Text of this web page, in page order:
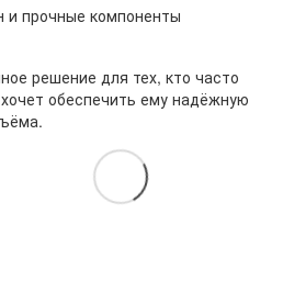
и прочные компоненты
решение для тех, кто часто
обеспечить ему надёжную